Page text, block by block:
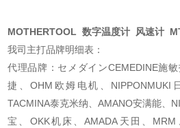
MOTHERTOOL 数字温度计 风速计
我司主打品牌明细表：
代理品牌：セメダインCEMEDINE施
捷、OHM欧姆电机、 NIPPONMUKI
TACMINA泰克米纳、AMANO安满能、
宝、OKK机床、AMADA天田、MRM